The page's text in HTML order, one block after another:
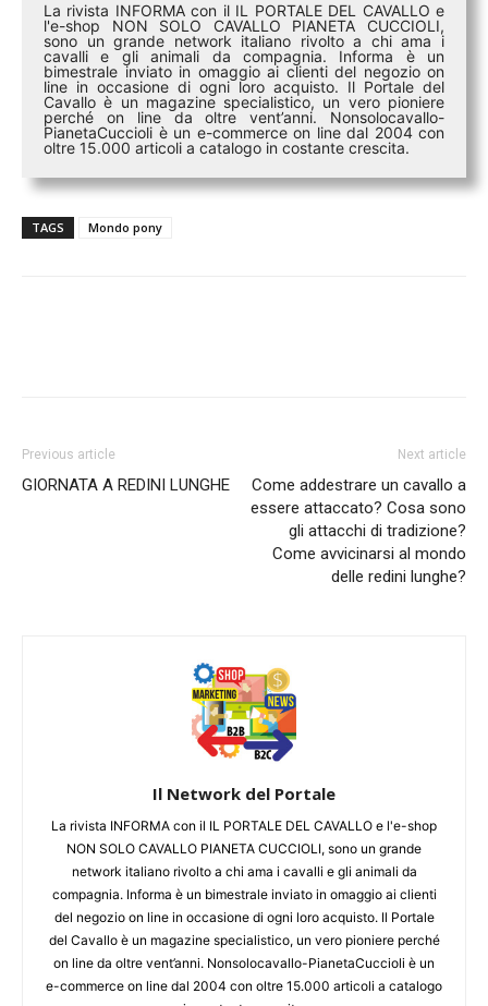
La rivista INFORMA con il IL PORTALE DEL CAVALLO e
l'e-shop NON SOLO CAVALLO PIANETA CUCCIOLI,
sono un grande network italiano rivolto a chi ama i
cavalli e gli animali da compagnia. Informa è un
bimestrale inviato in omaggio ai clienti del negozio on
line in occasione di ogni loro acquisto. Il Portale del
Cavallo è un magazine specialistico, un vero pioniere
perché on line da oltre vent’anni. Nonsolocavallo-
PianetaCuccioli è un e-commerce on line dal 2004 con
oltre 15.000 articoli a catalogo in costante crescita.
TAGS Mondo pony
Previous article
GIORNATA A REDINI LUNGHE
Next article
Come addestrare un cavallo a
essere attaccato? Cosa sono
gli attacchi di tradizione?
Come avvicinarsi al mondo
delle redini lunghe?
Il Network del Portale
La rivista INFORMA con il IL PORTALE DEL CAVALLO e l'e-shop
NON SOLO CAVALLO PIANETA CUCCIOLI, sono un grande
network italiano rivolto a chi ama i cavalli e gli animali da
compagnia. Informa è un bimestrale inviato in omaggio ai clienti
del negozio on line in occasione di ogni loro acquisto. Il Portale
del Cavallo è un magazine specialistico, un vero pioniere perché
on line da oltre vent’anni. Nonsolocavallo-PianetaCuccioli è un
e-commerce on line dal 2004 con oltre 15.000 articoli a catalogo